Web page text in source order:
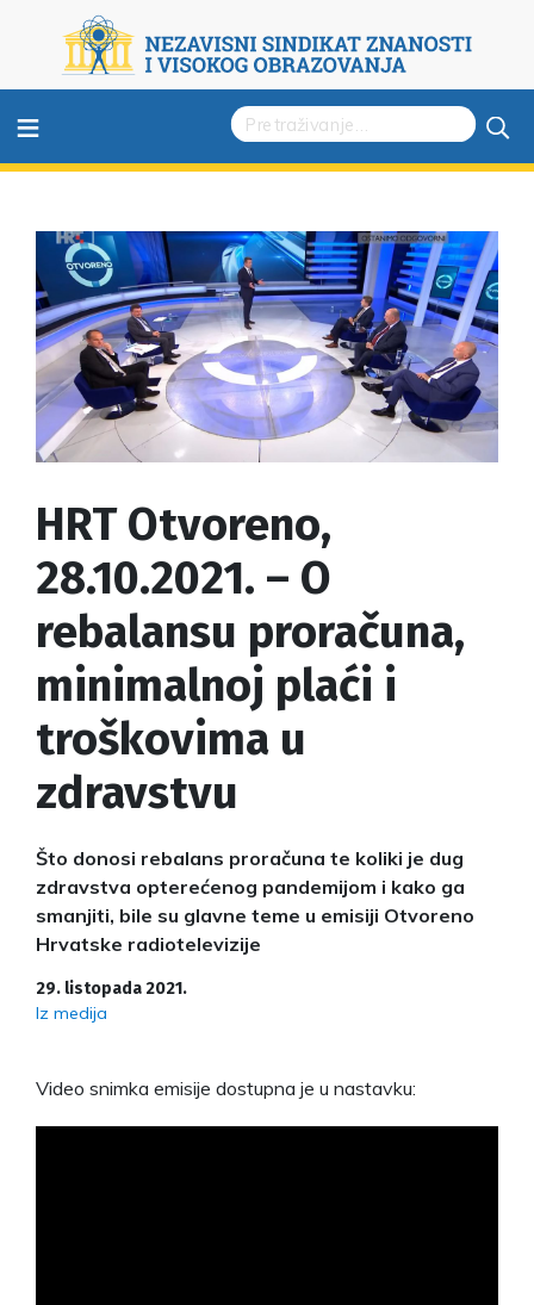
≡
HRT Otvoreno,
28.10.2021. – O
rebalansu proračuna,
minimalnoj plaći i
troškovima u
zdravstvu
Što donosi rebalans proračuna te koliki je dug
zdravstva opterećenog pandemijom i kako ga
smanjiti, bile su glavne teme u emisiji Otvoreno
Hrvatske radiotelevizije
29. listopada 2021.
Iz medija
Video snimka emisije dostupna je u nastavku: